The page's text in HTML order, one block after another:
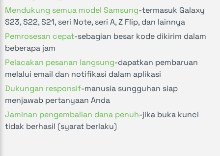
Mendukung semua model Samsung-termasuk Galaxy
S23, S22, S21, seri Note, seri A, Z Flip, dan lainnya
Pemrosesan cepat-sebagian besar kode dikirim dalam
beberapa jam
Pelacakan pesanan langsung-dapatkan pembaruan
melalui email dan notifikasi dalam aplikasi
Dukungan responsif-manusia sungguhan siap
menjawab pertanyaan Anda
Jaminan pengembalian dana penuh-jika buka kunci
tidak berhasil (syarat berlaku)